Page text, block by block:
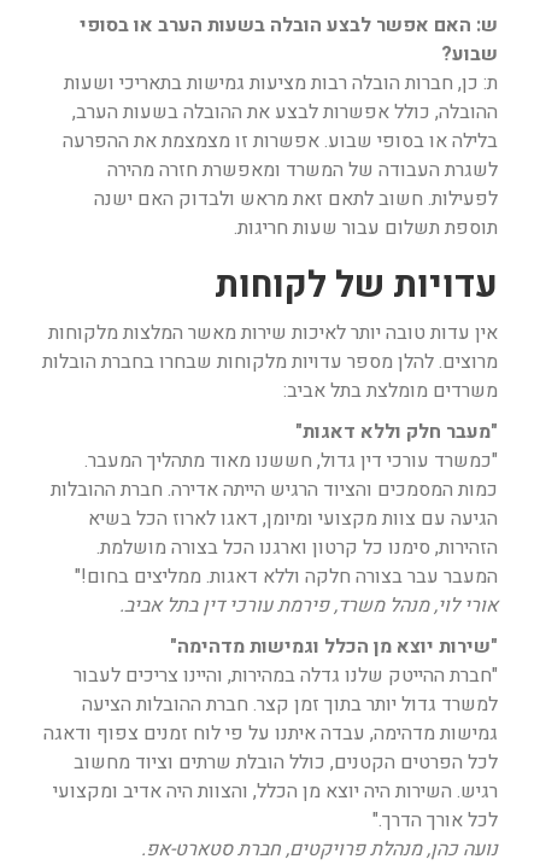
ש: האם אפשר לבצע הובלה בשעות הערב או בסופי
שבוע?
ת: כן, חברות הובלה רבות מציעות גמישות בתאריכי ושעות
ההובלה, כולל אפשרות לבצע את ההובלה בשעות הערב,
בלילה או בסופי שבוע. אפשרות זו מצמצמת את ההפרעה
לשגרת העבודה של המשרד ומאפשרת חזרה מהירה
לפעילות. חשוב לתאם זאת מראש ולבדוק האם ישנה
תוספת תשלום עבור שעות חריגות.
עדויות של לקוחות
אין עדות טובה יותר לאיכות שירות מאשר המלצות מלקוחות
מרוצים. להלן מספר עדויות מלקוחות שבחרו בחברת הובלות
משרדים מומלצת בתל אביב:
"מעבר חלק וללא דאגות"
"כמשרד עורכי דין גדול, חששנו מאוד מתהליך המעבר.
כמות המסמכים והציוד הרגיש הייתה אדירה. חברת ההובלות
הגיעה עם צוות מקצועי ומיומן, דאגו לארוז הכל בשיא
הזהירות, סימנו כל קרטון וארגנו הכל בצורה מושלמת.
המעבר עבר בצורה חלקה וללא דאגות. ממליצים בחום!"
אורי לוי, מנהל משרד, פירמת עורכי דין בתל אביב.
"שירות יוצא מן הכלל וגמישות מדהימה"
"חברת ההייטק שלנו גדלה במהירות, והיינו צריכים לעבור
למשרד גדול יותר בתוך זמן קצר. חברת ההובלות הציעה
גמישות מדהימה, עבדה איתנו על פי לוח זמנים צפוף ודאגה
לכל הפרטים הקטנים, כולל הובלת שרתים וציוד מחשוב
רגיש. השירות היה יוצא מן הכלל, והצוות היה אדיב ומקצועי
לכל אורך הדרך."
נועה כהן, מנהלת פרויקטים, חברת סטארט-אפ.